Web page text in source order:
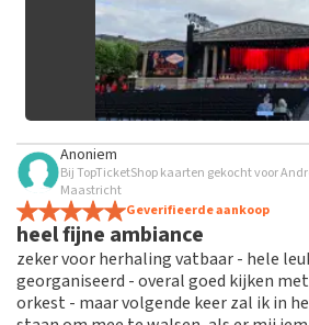
Anoniem
Bij TopTicketShop kaarten gekocht voor
Maastricht
Geverifieerde aankoop
heel fijne ambiance
zeker voor herhaling vatbaar - hele
georganiseerd - overal goed kijken
orkest - maar volgende keer zal ik in